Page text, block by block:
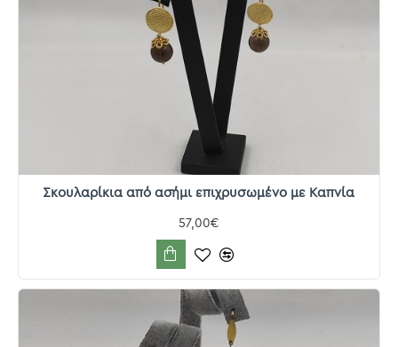
Σκουλαρίκια από ασήμι επιχρυσωμένο με Καπνία
57,00€